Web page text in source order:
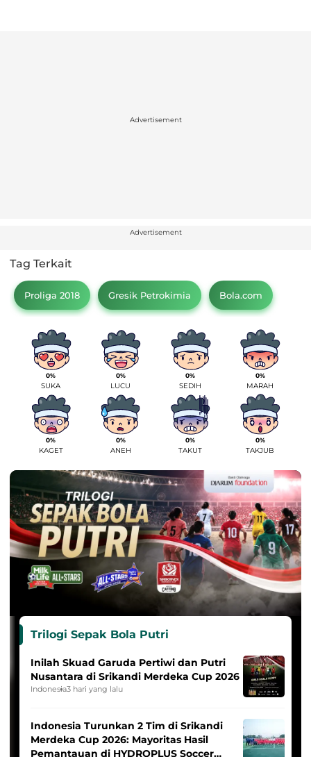
Advertisement
Advertisement
Tag Terkait
Proliga 2018 Gresik Petrokimia Bola.com
0%
SUKA
0%
LUCU
0%
SEDIH
0%
MARAH
0%
KAGET
0%
ANEH
0%
TAKUT
0%
TAKJUB
Trilogi Sepak Bola Putri
Inilah Skuad Garuda Pertiwi dan Putri
Nusantara di Srikandi Merdeka Cup 2026
Indonesia3 hari yang lalu
Indonesia Turunkan 2 Tim di Srikandi
Merdeka Cup 2026: Mayoritas Hasil
Pemantauan di HYDROPLUS Soccer